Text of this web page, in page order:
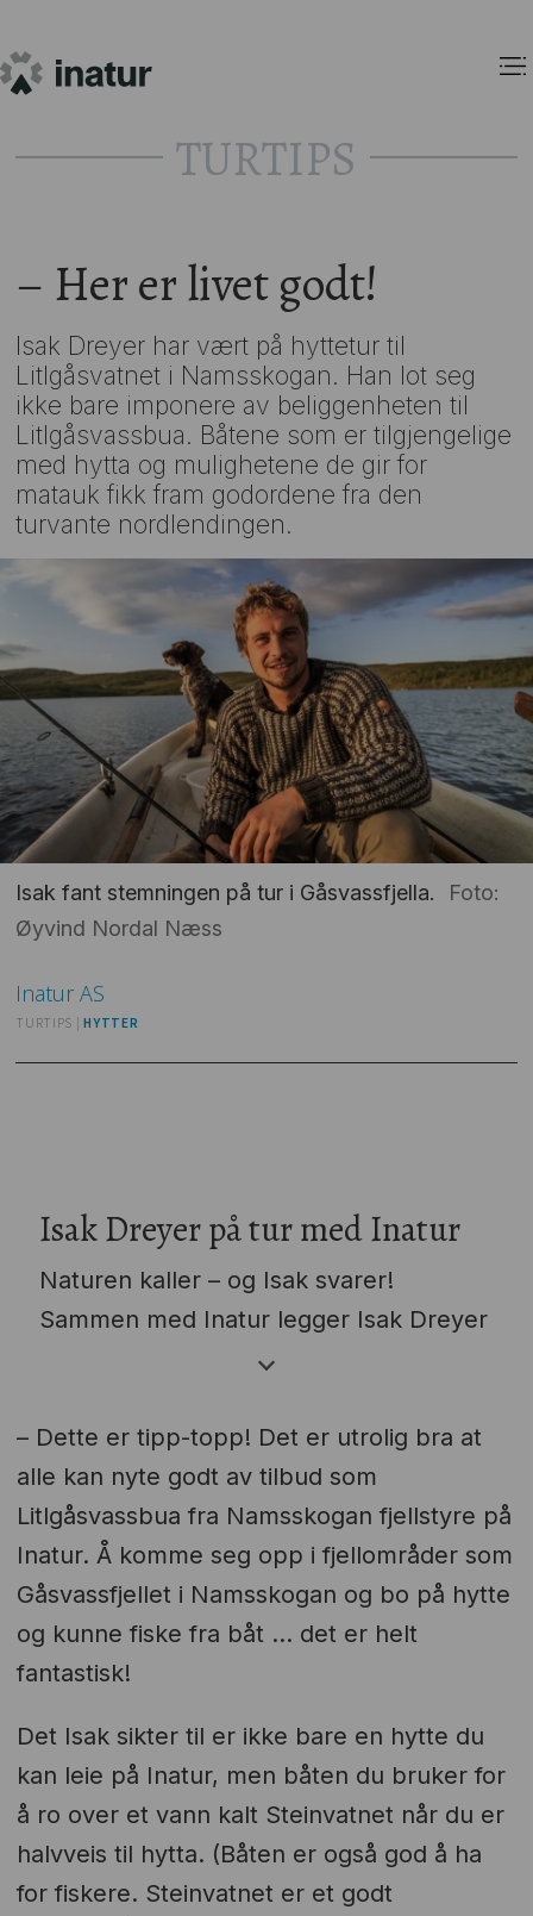
TURTIPS
– Her er livet godt!
Isak Dreyer har vært på hyttetur til
Litlgåsvatnet i Namsskogan. Han lot seg
ikke bare imponere av beliggenheten til
Litlgåsvassbua. Båtene som er tilgjengelige
med hytta og mulighetene de gir for
matauk fikk fram godordene fra den
turvante nordlendingen.
Isak fant stemningen på tur i Gåsvassfjella.
Foto:
Øyvind Nordal Næss
Inatur AS
TURTIPS |HYTTER
Isak Dreyer på tur med Inatur
Naturen kaller – og Isak svarer!
Sammen med Inatur legger Isak Dreyer
ut på tur for å utforske skjulte perler,
til ditt neste eventyr.
Les om turene her.
– Dette er tipp-topp! Det er utrolig bra at
alle kan nyte godt av tilbud som
Litlgåsvassbua fra Namsskogan fjellstyre på
Inatur. Å komme seg opp i fjellområder som
Gåsvassfjellet i Namsskogan og bo på hytte
og kunne fiske fra båt ... det er helt
fantastisk!
Det Isak sikter til er ikke bare en hytte du
kan leie på Inatur, men båten du bruker for
å ro over et vann kalt Steinvatnet når du er
halvveis til hytta. (Båten er også god å ha
for fiskere. Steinvatnet er et godt